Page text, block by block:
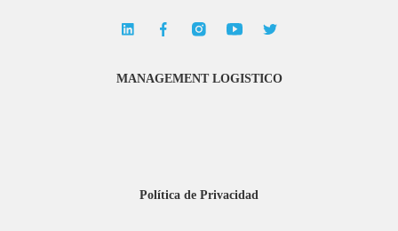
MANAGEMENT LOGISTICO
Política de Privacidad